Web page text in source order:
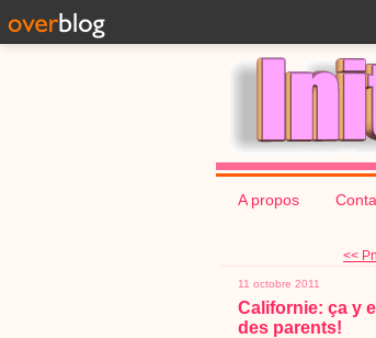
A propos
<<
11 octobre 2011
Californie: ça y
des parents!